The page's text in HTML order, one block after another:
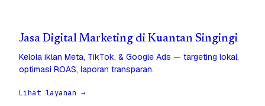
Jasa Digital Marketing di Kuantan Singingi
Kelola iklan Meta, TikTok, & Google Ads — targeting lokal,
optimasi ROAS, laporan transparan.
Lihat layanan →